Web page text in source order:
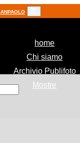
home(current)
Chi siamo
Archivio Publifoto
Mostre